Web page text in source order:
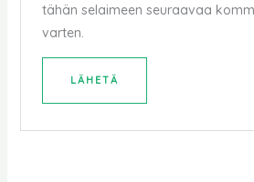
tähän selaimeen seuraavaa
varten.